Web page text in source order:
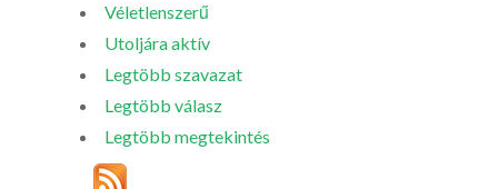
Véletlenszerű
Utoljára aktív
Legtöbb szavazat
Legtöbb válasz
Legtöbb megtekintés